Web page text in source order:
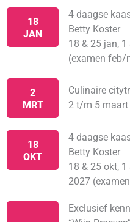
18
JAN
4 daagse
Betty Koster
18 & 25 jan,
(examen feb/
2
MRT
Culinaire
2 t/m 5 maart
18
OKT
4 daagse
Betty Koster
18 & 25 okt,
2027
Exclusief